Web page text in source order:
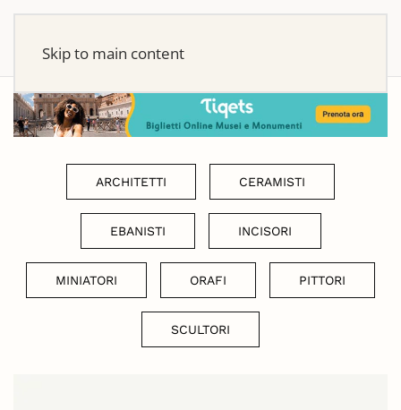
Skip to main content
ARCHITETTI CERAMISTI
EBANISTI INCISORI
MINIATORI ORAFI PITTORI
SCULTORI